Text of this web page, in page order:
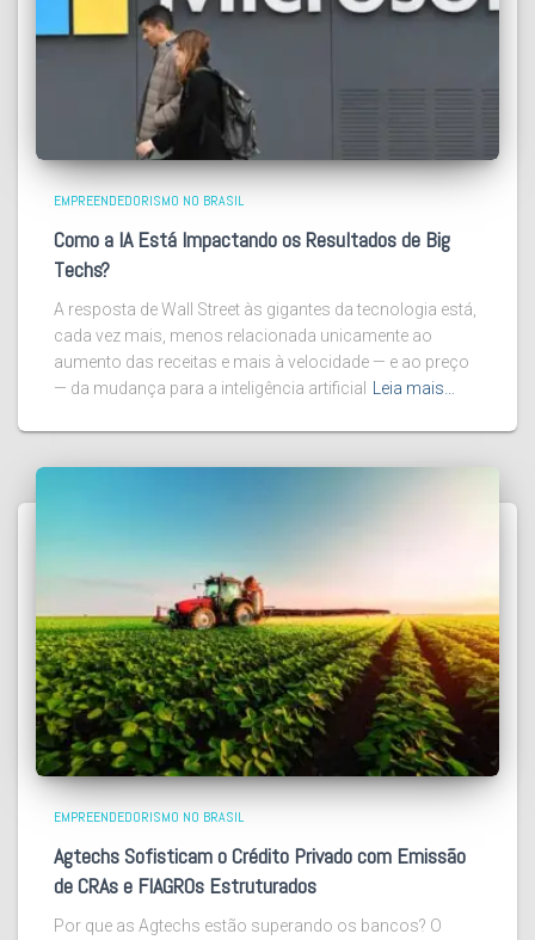
EMPREENDEDORISMO NO BRASIL
Como a IA Está Impactando os Resultados de Big
Techs?
A resposta de Wall Street às gigantes da tecnologia está,
cada vez mais, menos relacionada unicamente ao
aumento das receitas e mais à velocidade — e ao preço
— da mudança para a inteligência artificial
Leia mais…
EMPREENDEDORISMO NO BRASIL
Agtechs Sofisticam o Crédito Privado com Emissão
de CRAs e FIAGROs Estruturados
Por que as Agtechs estão superando os bancos? O